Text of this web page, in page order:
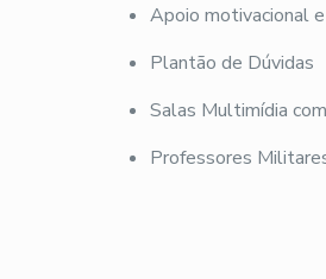
Apoio motivacional
Plantão de Dúvidas
Salas Multimídia
Professores